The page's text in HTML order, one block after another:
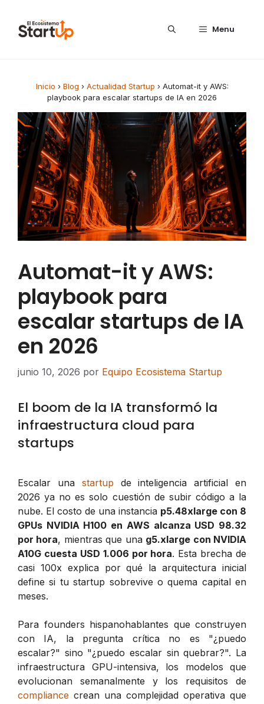
Menu
Inicio › Blog › Actualidad Startup › Automat-it y AWS:
playbook para escalar startups de IA en 2026
Automat-it y AWS:
playbook para
escalar startups de IA
en 2026
junio 10, 2026 por Equipo Ecosistema Startup
El boom de la IA transformó la
infraestructura cloud para
startups
Escalar una startup de inteligencia artificial en
2026 ya no es solo cuestión de subir código a la
nube. El costo de una instancia p5.48xlarge con 8
GPUs NVIDIA H100 en AWS alcanza USD 98.32
por hora, mientras que una g5.xlarge con NVIDIA
A10G cuesta USD 1.006 por hora. Esta brecha de
casi 100x explica por qué la arquitectura inicial
define si tu startup sobrevive o quema capital en
meses.
Para founders hispanohablantes que construyen
con IA, la pregunta crítica no es "¿puedo
escalar?" sino "¿puedo escalar sin quebrar?". La
infraestructura GPU-intensiva, los modelos que
evolucionan semanalmente y los requisitos de
compliance crean una complejidad operativa que